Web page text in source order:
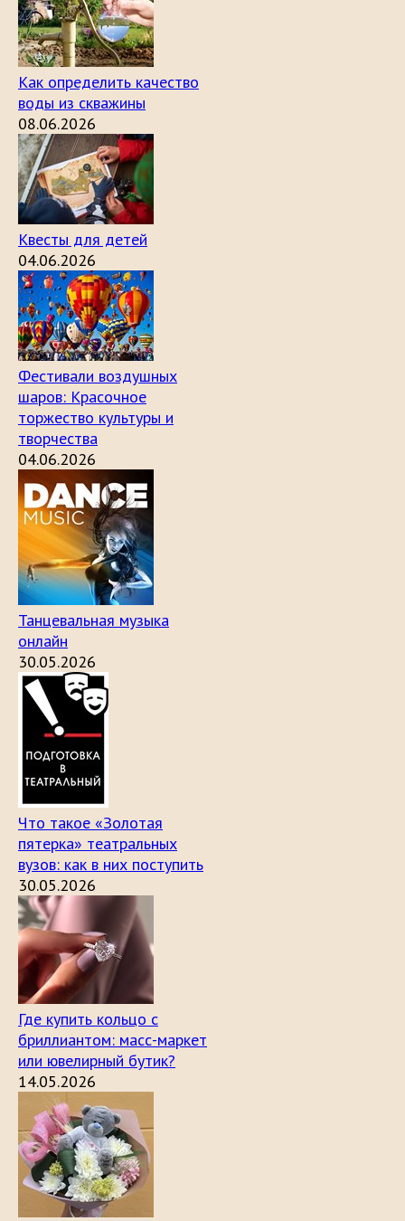
Как определить качество
воды из скважины
08.06.2026
Квесты для детей
04.06.2026
Фестивали воздушных
шаров: Красочное
торжество культуры и
творчества
04.06.2026
Танцевальная музыка
онлайн
30.05.2026
Что такое «Золотая
пятерка» театральных
вузов: как в них поступить
30.05.2026
Где купить кольцо с
бриллиантом: масс-маркет
или ювелирный бутик?
14.05.2026